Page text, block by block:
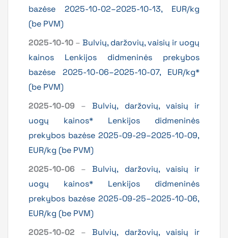
bazėse 2025-10-02–2025-10-13, EUR/kg
(be PVM)
2025-10-10 – Bulvių, daržovių, vaisių ir uogų
kainos Lenkijos didmeninės prekybos
bazėse 2025-10-06–2025-10-07, EUR/kg*
(be PVM)
2025-10-09 –Bulvių, daržovių, vaisių ir
uogų kainos* Lenkijos didmeninės
prekybos bazėse 2025-09-29–2025-10-09,
EUR/kg (be PVM)
2025-10-06 –Bulvių, daržovių, vaisių ir
uogų kainos* Lenkijos didmeninės
prekybos bazėse 2025-09-25–2025-10-06,
EUR/kg (be PVM)
2025-10-02 –Bulvių, daržovių, vaisių ir